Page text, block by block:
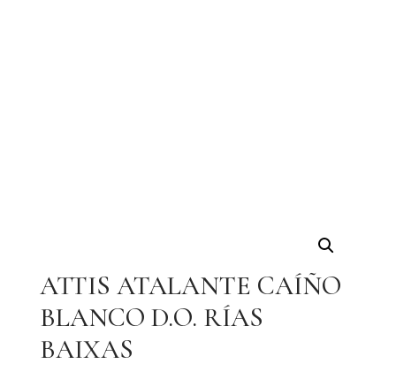
ATTIS ATALANTE CAÍÑO
BLANCO D.O. RÍAS
BAIXAS